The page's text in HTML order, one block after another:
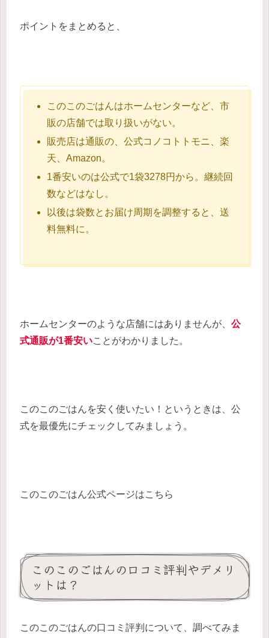
ポイントをまとめると、
このこのごはんはホームセンターなど、市
販の店舗では取り扱いがない。
販売店は通販の、公式コノコトトモニ、楽
天、Amazon。
1番安いのは公式で1袋3278円から。継続回
数などはなし。
以後は袋数とお届け周期を調整すると、送
料無料に。
ホームセンターのような店舗にはありませんが、 公
式通販が1番安いことがわかりました。
このこのごはんを安く使いたい！というときは、公
式を最優先にチェックしてみましょう。
このこのごはん公式ページはこちら
このこのごはんの口コミ評判やデメリ
ットは？
このこのごはんの口コミ評判について、調べてみま